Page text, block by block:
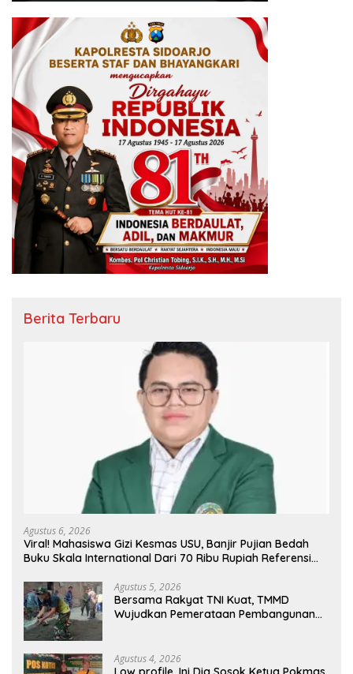
Berita Terbaru
Agustus 6, 2026
Viral! Mahasiswa Gizi Kesmas USU, Banjir Pujian Bedah
Buku Skala International Dari 70 Ribu Rupiah Referensi
Agustus 5, 2026
Bersama Rakyat TNI Kuat, TMMD
Wujudkan Pemerataan Pembangunan
Agustus 4, 2026